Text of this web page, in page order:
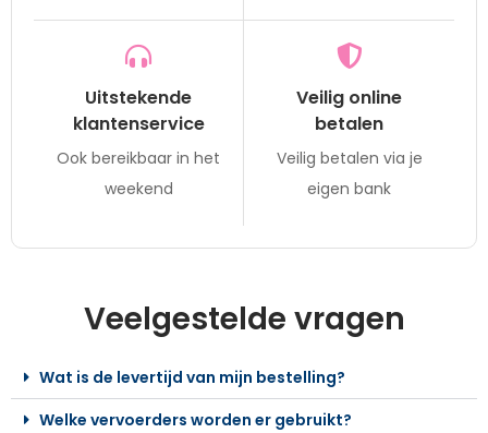
Uitstekende
klantenservice
Ook bereikbaar in het
weekend
Veilig online
betalen
Veilig betalen via je
eigen bank
Veelgestelde vragen
Wat is de levertijd van mijn bestelling?
Welke vervoerders worden er gebruikt?